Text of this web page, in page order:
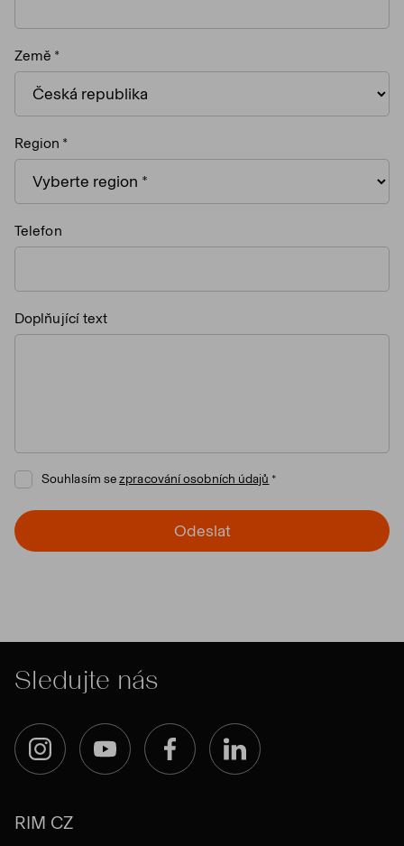
Země
Region
Telefon
Doplňující text
Souhlasím sezpracování osobních údajů
Odeslat
Sledujte nás
InstagramYouTube FacebookLinkedIn
RIM CZ